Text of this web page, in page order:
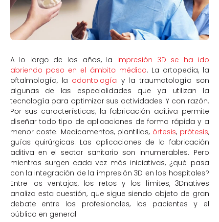
A lo largo de los años, la impresión 3D se ha ido
abriendo paso en el ámbito médico. La ortopedia, la
oftalmología, la odontología y la traumatología son
algunas de las especialidades que ya utilizan la
tecnología para optimizar sus actividades. Y con razón.
Por sus características, la fabricación aditiva permite
diseñar todo tipo de aplicaciones de forma rápida y a
menor coste. Medicamentos, plantillas, órtesis, prótesis,
guías quirúrgicas. Las aplicaciones de la fabricación
aditiva en el sector sanitario son innumerables. Pero
mientras surgen cada vez más iniciativas, ¿qué pasa
con la integración de la impresión 3D en los hospitales?
Entre las ventajas, los retos y los límites, 3Dnatives
analiza esta cuestión, que sigue siendo objeto de gran
debate entre los profesionales, los pacientes y el
público en general.